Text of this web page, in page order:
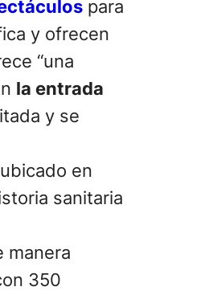
para
y ofrecen
“una
la entrada
y se
en
sanitaria
manera
350